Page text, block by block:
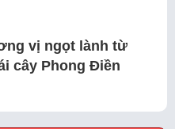
vị ngọt lành từ
cây Phong Điền